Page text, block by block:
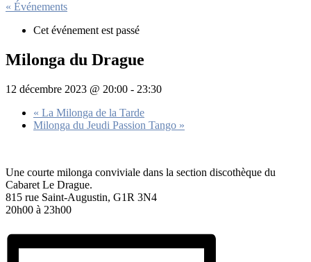
« Événements
Cet événement est passé
Milonga du Drague
12 décembre 2023 @ 20:00 - 23:30
« La Milonga de la Tarde
Milonga du Jeudi Passion Tango »
Une courte milonga conviviale dans la section discothèque du
Cabaret Le Drague.
815 rue Saint-Augustin, G1R 3N4
20h00 à 23h00